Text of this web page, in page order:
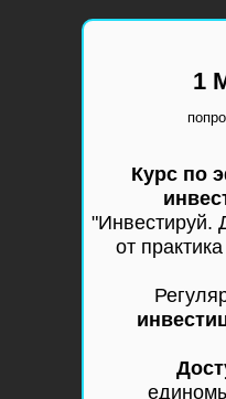
Курс по
"Инвестируй.
от
1